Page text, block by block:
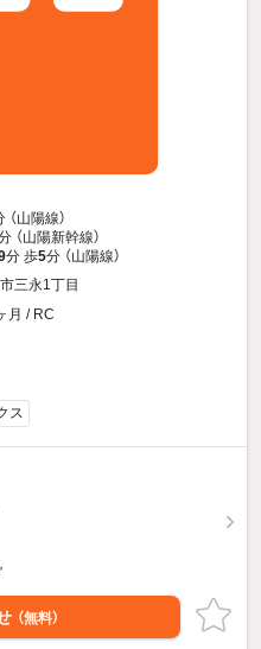
（山陽線）
（山陽新幹線）
分 歩5分 （山陽線）
三永1丁目
月 / RC
ス
（無料）